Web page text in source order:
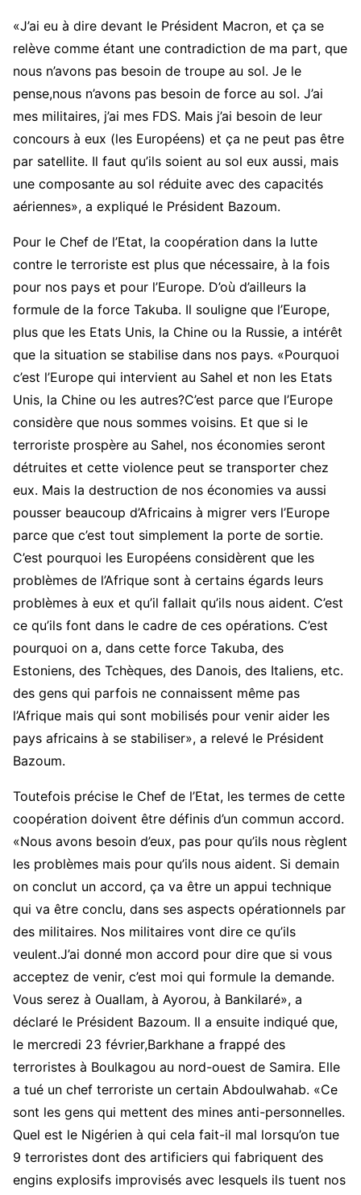
«J’ai eu à dire devant le Président Macron, et ça se
relève comme étant une contradiction de ma part, que
nous n’avons pas besoin de troupe au sol. Je le
pense,nous n’avons pas besoin de force au sol. J’ai
mes militaires, j’ai mes FDS. Mais j’ai besoin de leur
concours à eux (les Européens) et ça ne peut pas être
par satellite. Il faut qu’ils soient au sol eux aussi, mais
une composante au sol réduite avec des capacités
aériennes», a expliqué le Président Bazoum.
Pour le Chef de l’Etat, la coopération dans la lutte
contre le terroriste est plus que nécessaire, à la fois
pour nos pays et pour l’Europe. D’où d’ailleurs la
formule de la force Takuba. Il souligne que l’Europe,
plus que les Etats Unis, la Chine ou la Russie, a intérêt
que la situation se stabilise dans nos pays. «Pourquoi
c’est l’Europe qui intervient au Sahel et non les Etats
Unis, la Chine ou les autres?C’est parce que l’Europe
considère que nous sommes voisins. Et que si le
terroriste prospère au Sahel, nos économies seront
détruites et cette violence peut se transporter chez
eux. Mais la destruction de nos économies va aussi
pousser beaucoup d’Africains à migrer vers l’Europe
parce que c’est tout simplement la porte de sortie.
C’est pourquoi les Européens considèrent que les
problèmes de l’Afrique sont à certains égards leurs
problèmes à eux et qu’il fallait qu’ils nous aident. C’est
ce qu’ils font dans le cadre de ces opérations. C’est
pourquoi on a, dans cette force Takuba, des
Estoniens, des Tchèques, des Danois, des Italiens, etc.
des gens qui parfois ne connaissent même pas
l’Afrique mais qui sont mobilisés pour venir aider les
pays africains à se stabiliser», a relevé le Président
Bazoum.
Toutefois précise le Chef de l’Etat, les termes de cette
coopération doivent être définis d’un commun accord.
«Nous avons besoin d’eux, pas pour qu’ils nous règlent
les problèmes mais pour qu’ils nous aident. Si demain
on conclut un accord, ça va être un appui technique
qui va être conclu, dans ses aspects opérationnels par
des militaires. Nos militaires vont dire ce qu’ils
veulent.J’ai donné mon accord pour dire que si vous
acceptez de venir, c’est moi qui formule la demande.
Vous serez à Ouallam, à Ayorou, à Bankilaré», a
déclaré le Président Bazoum. Il a ensuite indiqué que,
le mercredi 23 février,Barkhane a frappé des
terroristes à Boulkagou au nord-ouest de Samira. Elle
a tué un chef terroriste un certain Abdoulwahab. «Ce
sont les gens qui mettent des mines anti-personnelles.
Quel est le Nigérien à qui cela fait-il mal lorsqu’on tue
9 terroristes dont des artificiers qui fabriquent des
engins explosifs improvisés avec lesquels ils tuent nos